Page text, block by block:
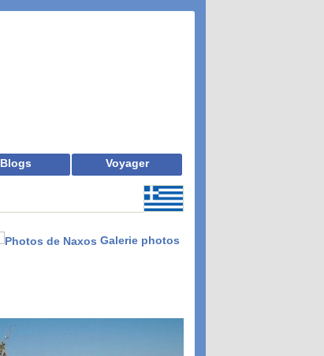
Blogs Voyager
Galerie photos